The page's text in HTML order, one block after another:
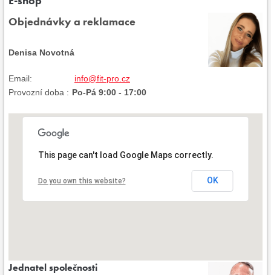
Objednávky a reklamace
Denisa Novotná
Email:
info@fit-pro.cz
Provozní doba : Po-Pá 9:00 - 17:00
This page can't load Google Maps correctly.
Do you own this website? OK
Jednatel společnosti